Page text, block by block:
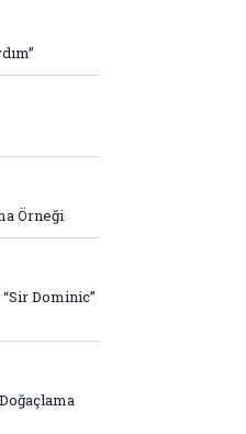
Örneği
Dominic”